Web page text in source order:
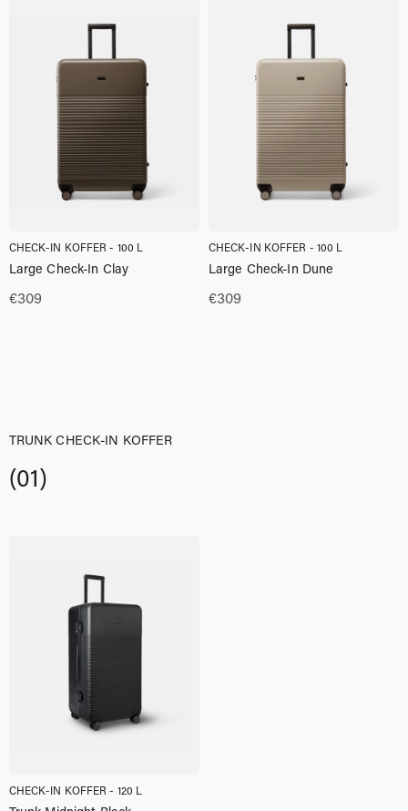
CHECK-IN KOFFER - 100 L
€309
Large Check-In Clay
CHECK-IN KOFFER - 100 L
€309
Large Check-In Dune
TRUNK CHECK-IN KOFFER
(01)
CHECK-IN KOFFER - 120 L